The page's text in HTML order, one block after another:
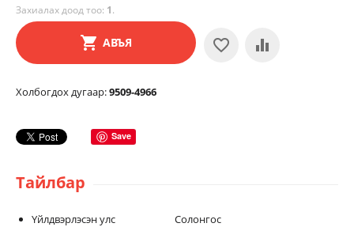
Захиалах доод тоо: 1.
АВЪЯ
Холбогдох дугаар:9509-4966
Save
Тайлбар
Үйлдвэрлэсэн улс Солонгос